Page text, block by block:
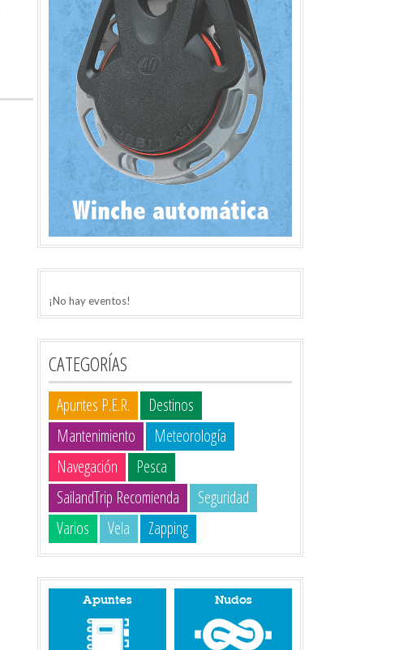
¡No hay eventos!
CATEGORÍAS
Apuntes P.E.R.
Destinos
Mantenimiento
Meteorología
Navegación
Pesca
SailandTrip Recomienda
Seguridad
Varios
Vela Zapping
Apuntes Nudos